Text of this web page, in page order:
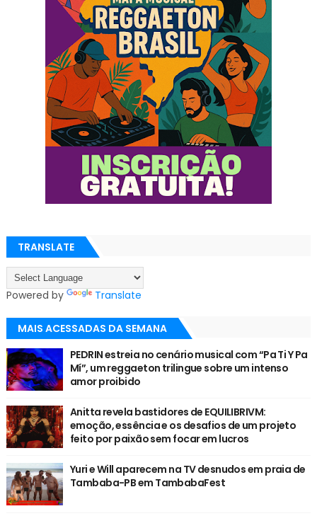
TRANSLATE
Powered by Translate
MAIS ACESSADAS DA SEMANA
PEDRIN estreia no cenário musical com “Pa Ti Y Pa
Mí”, um reggaeton trilingue sobre um intenso
amor proibido
Anitta revela bastidores de EQUILIBRIVM:
emoção, essência e os desafios de um projeto
feito por paixão sem focar em lucros
Yuri e Will aparecem na TV desnudos em praia de
Tambaba-PB em TambabaFest